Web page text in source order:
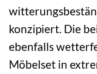
konzipiert. Die
ebenfalls
Möbelset in